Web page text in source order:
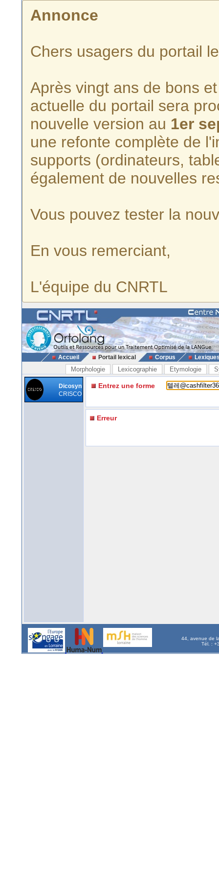
Annonce
Chers usagers du portail
Après vingt ans de bons
actuelle du portail sera
nouvelle version au 1er
une refonte complète de
supports (ordinateurs,
également de nouvelles
Vous pouvez tester la
En vous remerciant,
L'équipe du CNRTL
Accueil Portail lexical Corpus
Morphologie Lexicographie Etymologie
Dicosyn
CRISCO
Entrez une forme
Erreur
44, avenue de
Tél. :